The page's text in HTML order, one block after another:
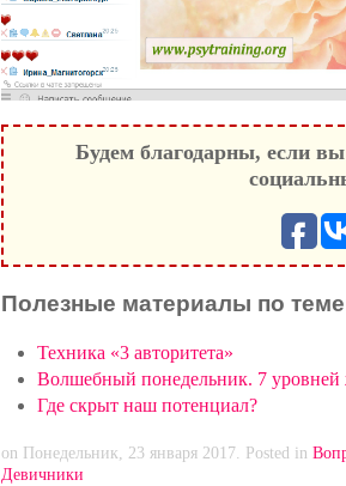
Будем благодарны, если вы
Полезные материалы по
Техника «3 авторитета»
Волшебный понедельник. 7 уровней
Где скрыт наш потенциал?
on Понедельник, 23 января 2017. Posted in
Девичники